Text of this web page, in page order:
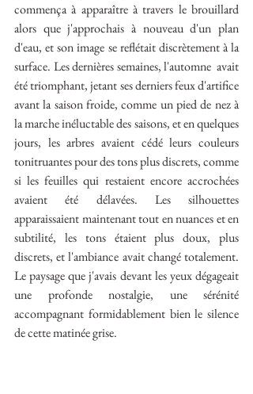
commença à apparaître à travers le brouillard
alors que j'approchais à nouveau d'un plan
d'eau, et son image se reflétait discrètement à la
surface. Les dernières semaines, l'automne  avait
été triomphant, jetant ses derniers feux d'artifice
avant la saison froide, comme un pied de nez à
la marche inéluctable des saisons, et en quelques
jours, les arbres avaient cédé leurs couleurs
tonitruantes pour des tons plus discrets, comme
si les feuilles qui restaient encore accrochées
avaient été délavées. Les silhouettes
apparaissaient maintenant tout en nuances et en
subtilité, les tons étaient plus doux, plus
discrets, et l'ambiance avait changé totalement.
Le paysage que j'avais devant les yeux dégageait
une profonde nostalgie, une sérénité
accompagnant formidablement bien le silence
de cette matinée grise.